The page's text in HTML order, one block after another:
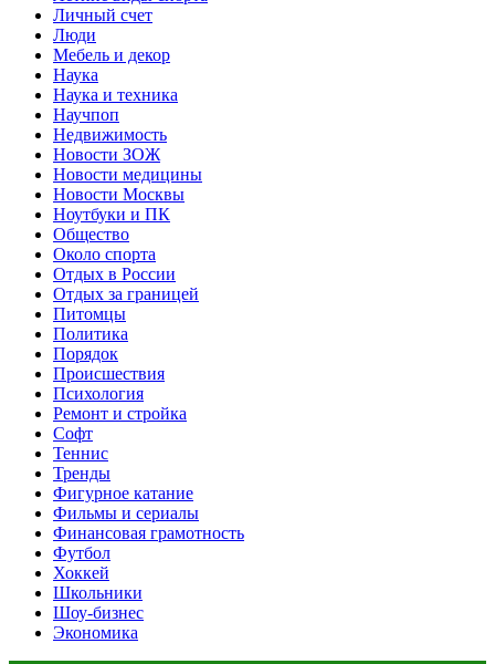
Личный счет
Люди
Мебель и декор
Наука
Наука и техника
Научпоп
Недвижимость
Новости ЗОЖ
Новости медицины
Новости Москвы
Ноутбуки и ПК
Общество
Около спорта
Отдых в России
Отдых за границей
Питомцы
Политика
Порядок
Происшествия
Психология
Ремонт и стройка
Софт
Теннис
Тренды
Фигурное катание
Фильмы и сериалы
Финансовая грамотность
Футбол
Хоккей
Школьники
Шоу-бизнес
Экономика